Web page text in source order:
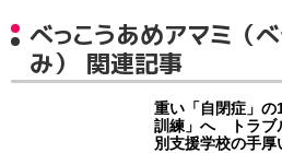
べっこうあめアマミ（
み） 関連記事
重い「自閉症」
訓練」へ トラブ
別支援学校の手厚